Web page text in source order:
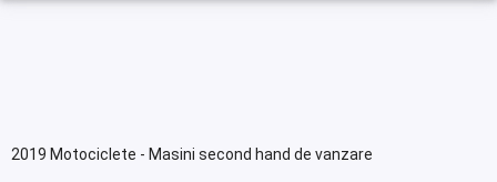
2019 Motociclete - Masini second hand de vanzare